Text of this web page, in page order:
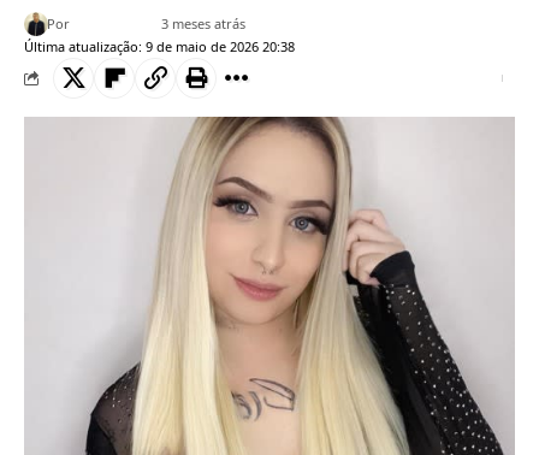
Última atualização: 9 de maio de 2026 20:38
Por Bruno Gabriel3 meses atrás